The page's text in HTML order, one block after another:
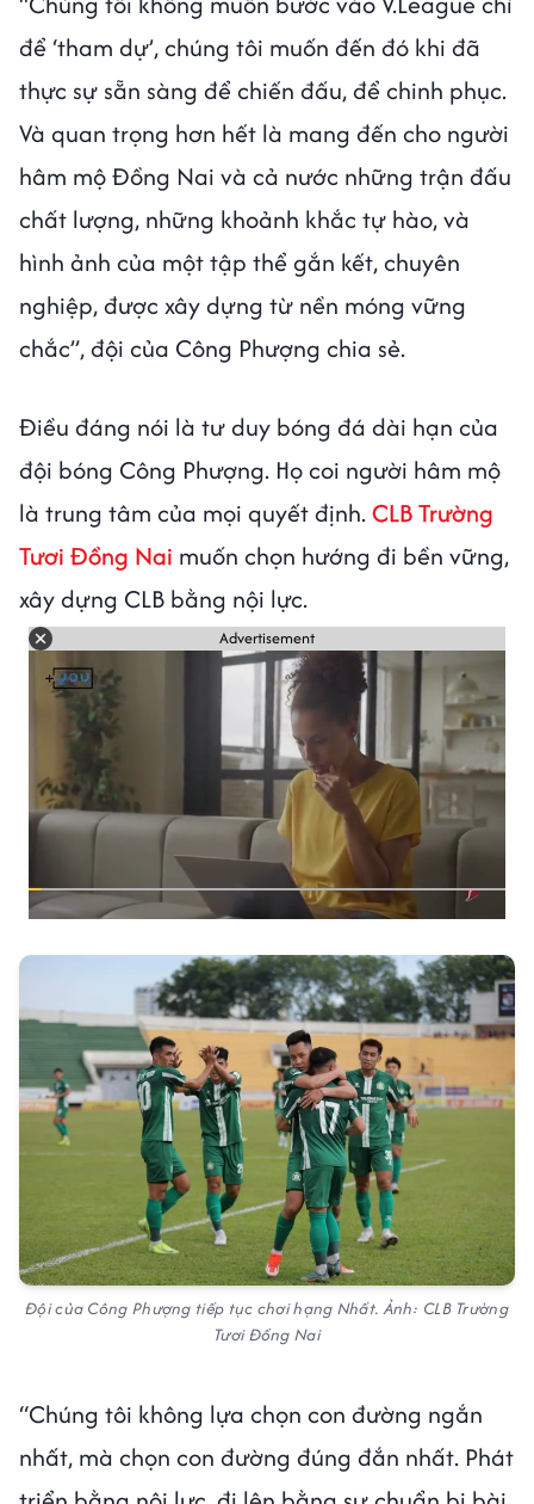
để ‘tham dự’, chúng tôi muốn đến đó khi đã
thực sự sẵn sàng để chiến đấu, để chinh phục.
Và quan trọng hơn hết là mang đến cho người
hâm mộ Đồng Nai và cả nước những trận đấu
chất lượng, những khoảnh khắc tự hào, và
hình ảnh của một tập thể gắn kết, chuyên
nghiệp, được xây dựng từ nền móng vững
chắc”, đội của Công Phượng chia sẻ.
Điều đáng nói là tư duy bóng đá dài hạn của
đội bóng Công Phượng. Họ coi người hâm mộ
là trung tâm của mọi quyết định.CLB Trường
Tươi Đồng Nai muốn chọn hướng đi bền vững,
xây dựng CLB bằng nội lực.
Advertisement
Đội của Công Phượng tiếp tục chơi hạng Nhất. Ảnh: CLB Trường
Tươi Đồng Nai
“Chúng tôi không lựa chọn con đường ngắn
nhất, mà chọn con đường đúng đắn nhất. Phát